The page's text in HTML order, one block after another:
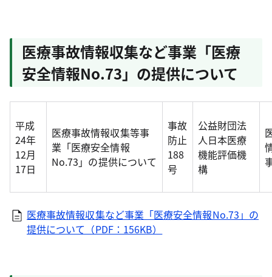
医療事故情報収集など事業「医療
安全情報No.73」の提供について
平成
24年
12月
17日
医療事故情報収集等事
業「医療安全情報
No.73」の提供について
事故
防止
188
号
公益財団法
人日本医療
機能評価機
構
医療事故情報収集など事業「医療安全情報No.73」の
提供について（PDF：156KB）